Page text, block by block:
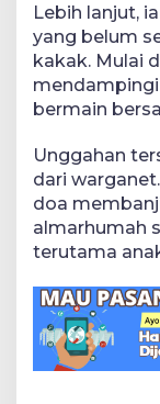
Lebih lanjut,
yang belum
kakak. Mulai
bermain
Unggahan
dari
doa
almarhumah
terutama